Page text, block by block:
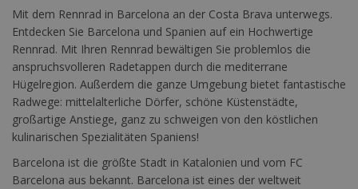
Mit dem Rennrad in Barcelona an der Costa Brava unterwegs.
Entdecken Sie Barcelona und Spanien auf ein Hochwertige
Rennrad. Mit Ihren Rennrad bewältigen Sie problemlos die
anspruchsvolleren Radetappen durch die mediterrane
Hügelregion. Außerdem die ganze Umgebung bietet fantastische
Radwege: mittelalterliche Dörfer, schöne Küstenstädte,
großartige Anstiege, ganz zu schweigen von den köstlichen
kulinarischen Spezialitäten Spaniens!
Barcelona ist die größte Stadt in Katalonien und vom FC
Barcelona aus bekannt. Barcelona ist eines der weltweit